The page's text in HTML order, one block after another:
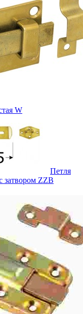
W
Петля
затвором ZZB